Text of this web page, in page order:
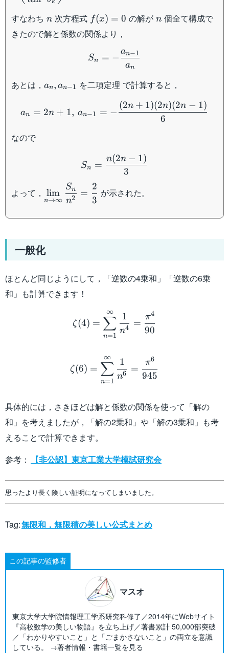
k
すなわち n
n 次方程式 f(x)=0
f(x) = 0 の解がn
n 個全て構成で
きたので解と係数の関係より，
S_n=-\dfrac{a_{n-
Sn = −
an
an−1
あとは，a_n,a_{n-
an, an−1 を二項定理 で計算すると，
a_n=2n+1,\:a_{n-1}=-
an = 2n + 1, an−1 = −
6
(2n + 1)(2n)(2n − 1)
なので
S_n=\dfrac{n(2n-1)}{3}
Sn =
3
n(2n − 1)
よって，
{n^2}=\dfrac{2}{3}
n→∞
lim
n2
Sn =
3
2
が示された。
一般化
ほとんど同じようにして，「逆数の4乗和」「逆数の6乗
和」も計算できます！
ζ(4) =
n=1
∑
∞
n4
1
=
90
π4
ζ(6) =
n=1
∑
∞
n6
1
=
945
π6
具体的には，さきほどは解と係数の関係を使って「解の
和」を考えましたが，「解の2乗和」や「解の3乗和」も考
えることで計算できます。
参考：
【非公認】東京工業大学模試研究会
思ったより長く険しい証明になってしまいました。
Tag:無限和，無限積の美しい公式まとめ
この記事の監修者
マスオ
東京大学大学院情報理工学系研究科修了／2014年にWebサイト
『高校数学の美しい物語』を立ち上げ／著書累計 50,000部突破
／「わかりやすいこと」と「ごまかさないこと」の両立を意識
している。 →著者情報・書籍一覧を見る